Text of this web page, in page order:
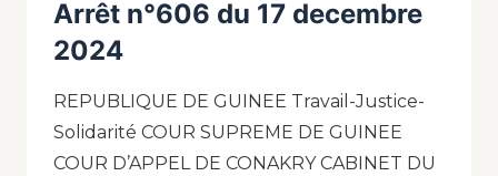
Arrêt n°606 du 17 decembre
2024
REPUBLIQUE DE GUINEE Travail-Justice-
Solidarité COUR SUPREME DE GUINEE
COUR D’APPEL DE CONAKRY CABINET DU